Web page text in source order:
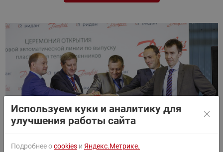
Используем куки и аналитику для
улучшения работы сайта
Подробнее оcookies и Яндекс.Метрике.